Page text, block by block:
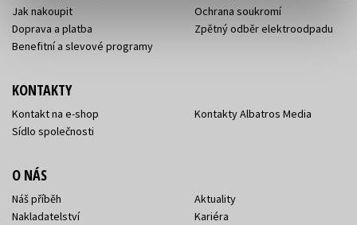
Jak nakoupit
Doprava a platba
Benefitní a slevové programy
Ochrana soukromí
Zpětný odběr elektroodpadu
KONTAKTY
Kontakt na e-shop
Sídlo společnosti
Kontakty Albatros Media
O NÁS
Náš příběh
Nakladatelství
Aktuality
Kariéra